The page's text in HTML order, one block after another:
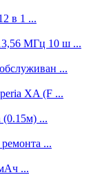
в 1 ...
МГц 10 ш ...
...
XA (F ...
(0.15м) ...
...
...